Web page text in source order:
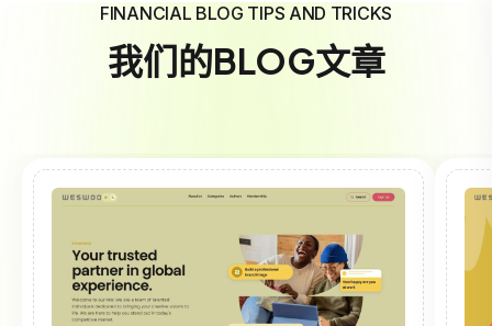
FINANCIAL BLOG TIPS AND TRICKS
我们的BLOG文章